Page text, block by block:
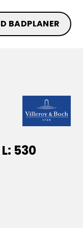
BADPLANER
530